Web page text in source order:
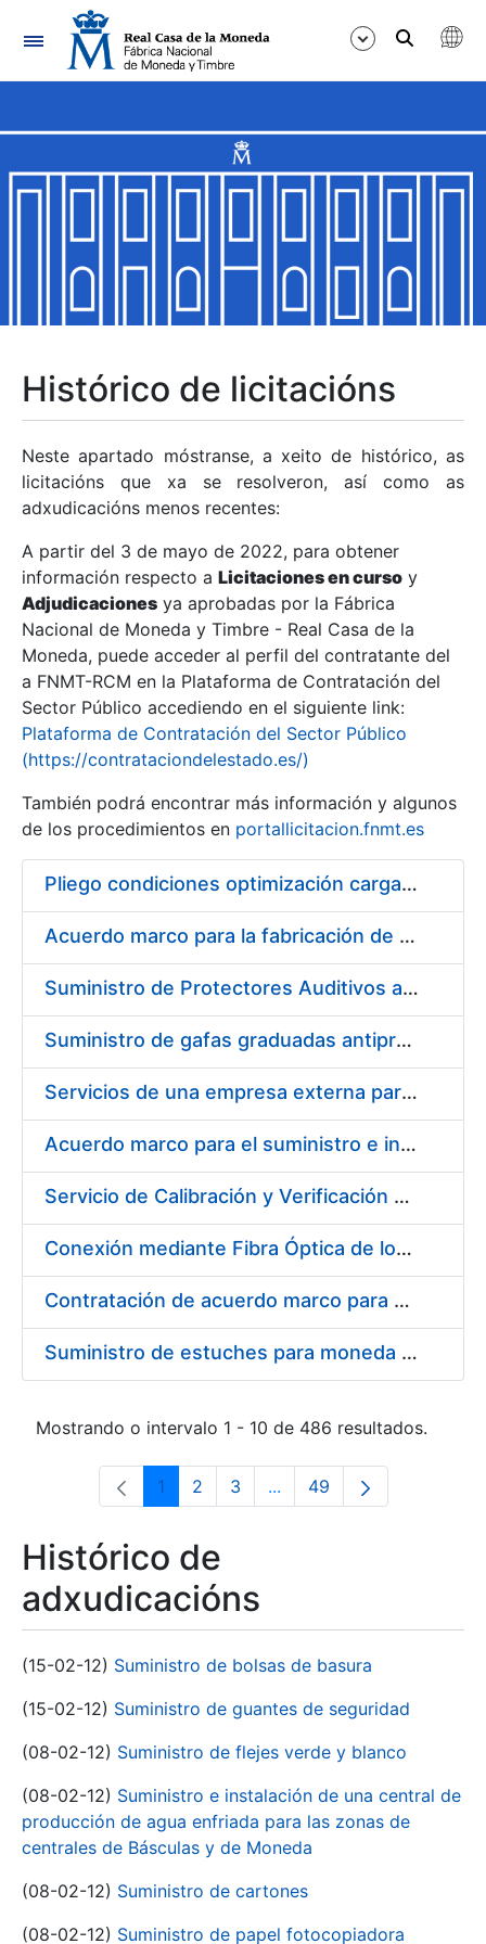
Navegación
Mostrar/Ocultar
Mostrar/Ocultar
Mostrar/Ocultar
Mostrar/Ocultar
Mostrar/Ocultar
Mostrar/Ocultar
Mostrar/Ocultar
Histórico de licitacións
Neste apartado móstranse, a xeito de histórico, as
licitacións que xa se resolveron, así como as
adxudicacións menos recentes:
A partir del 3 de mayo de 2022, para obtener
información respecto a Licitaciones en curso y
Adjudicaciones ya aprobadas por la Fábrica
Nacional de Moneda y Timbre - Real Casa de la
Moneda, puede acceder al perfil del contratante del
a FNMT-RCM en la Plataforma de Contratación del
Sector Público accediendo en el siguiente link:
Plataforma de Contratación del Sector Público
(https://contrataciondelestado.es/)
También podrá encontrar más información y algunos
de los procedimientos en portallicitacion.fnmt.es
Pliego condiciones optimización cargas compras firmado
Acuerdo marco para la fabricación de piezas
Suministro de Protectores Auditivos a medida para las personas trabajadoras de los Centros de Trabajo de Madrid y Burgos
Suministro de gafas graduadas antiproyecciones para los trabajadores de la FNMT-RCM en los centros de trabajo de Madrid y Burgos
Servicios de una empresa externa para el asesoramiento y resolución de los recursos de alzada que se presentan relacionados con procesos de selección para la FNMT-RCM
Acuerdo marco para el suministro e instalación de persianas, estores y otros complementos
Servicio de Calibración y Verificación Externa de los Equipos de Medición del Servicio de Prevención de la FNMT-RCM
Conexión mediante Fibra Óptica de los Centros de Proceso de Datos (CPDs) de las sedes de la FNMT-RCM de Burgos y Madrid
Contratación de acuerdo marco para el Suministro de Material de Electricidad para la Fábrica Nacional de Moneda y Timbre-Real Casa de la Moneda en su centro de trabajo de Burgos
Suministro de estuches para moneda de 30 €
Mostrando o intervalo 1 - 10 de 486 resultados.
Páxina
1 Páxina
2 Páxina
3 ...Páxinas intermedias Use
Páxina
49
Histórico de
adxudicacións
(15-02-12) Suministro de bolsas de basura
(15-02-12) Suministro de guantes de seguridad
(08-02-12) Suministro de flejes verde y blanco
(08-02-12) Suministro e instalación de una central de
producción de agua enfriada para las zonas de
centrales de Básculas y de Moneda
(08-02-12) Suministro de cartones
(08-02-12) Suministro de papel fotocopiadora